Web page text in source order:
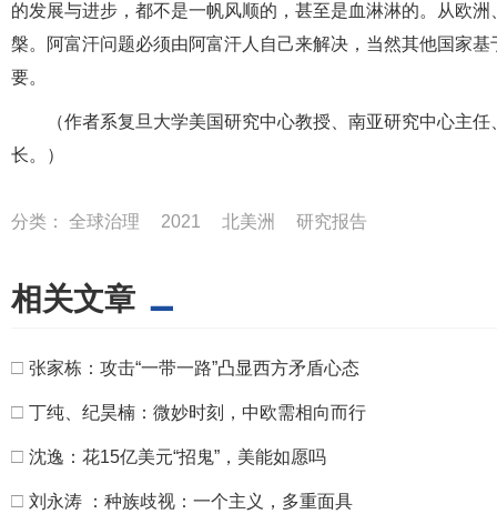
的发展与进步，都不是一帆风顺的，甚至是血淋淋的。从欧
槃。阿富汗问题必须由阿富汗人自己来解决，当然其他国家
要。
（作者系复旦大学美国研究中心教授、南亚研究中心主
长。）
分类： 全球治理 2021 北美洲 研究报告
相关文章
□ 张家栋：攻击“一带一路”凸显西方矛盾心态
□ 丁纯、纪昊楠：微妙时刻，中欧需相向而行
□ 沈逸：花15亿美元“招鬼”，美能如愿吗
□ 刘永涛 ：种族歧视：一个主义，多重面具